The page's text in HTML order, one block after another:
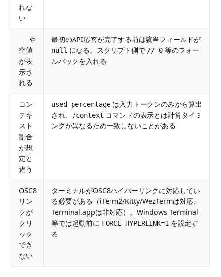
れな
い
-- や
空値
が表
示さ
れる
最初のAPI応答が完了する前は該当フィールドが
null になる。スクリプト側で // 0等のフォー
ルバックを入れる
コン
テキ
スト
割合
が想
定と
違う
used_percentageは入力トークンのみから算出
され、
/context コマンドの表示とは計算タイミ
ングが異なるため一致しないことがある
OSC8
リン
クが
クリ
ック
でき
ない
ターミナルがOSC8ハイパーリンクに対応してい
る必要がある（iTerm2/Kitty/WezTermは対応、
Terminal.appは非対応）。Windows Terminal
等では起動前に FORCE_HYPERLINK=1を設定す
る